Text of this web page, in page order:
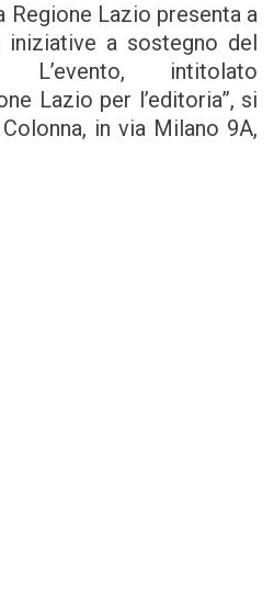
Regione Lazio presenta a
a sostegno del
L’evento, intitolato
Lazio per l’editoria”, si
in via Milano 9A,